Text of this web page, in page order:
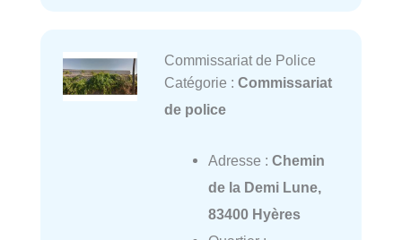
Commissariat de Police
Catégorie : Commissariat
de police
Adresse : Chemin
de la Demi Lune,
83400 Hyères